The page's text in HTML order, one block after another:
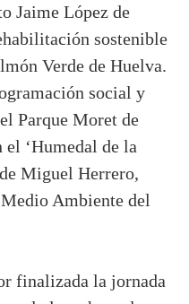
Jaime López de
sostenible
Verde de Huelva.
social y
Parque Moret de
el ‘Humedal de la
Miguel Herrero,
Ambiente del
finalizada la jornada